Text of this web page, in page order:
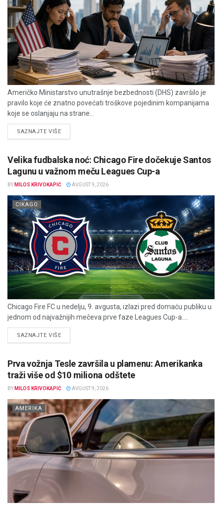
Američko Ministarstvo unutrašnje bezbednosti (DHS) završilo je
pravilo koje će znatno povećati troškove pojedinim kompanijama
koje se oslanjaju na strane...
SAZNAJTE VIŠEDETAILS
Velika fudbalska noć: Chicago Fire dočekuje Santos
Lagunu u važnom meču Leagues Cup-a
BY MILOS KRIVOKAPIĆ AVGUST 9, 2026
CIKAGO
Chicago Fire FC u nedelju, 9. avgusta, izlazi pred domaću publiku u
jednom od najvažnijih mečeva prve faze Leagues Cup-a....
SAZNAJTE VIŠEDETAILS
Prva vožnja Tesle završila u plamenu: Amerikanka
traži više od $10 miliona odštete
BY MILOS KRIVOKAPIĆ AVGUST 9, 2026
AMERIKA